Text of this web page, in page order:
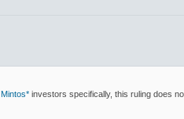
Mintos*investors specifically, this ruling does